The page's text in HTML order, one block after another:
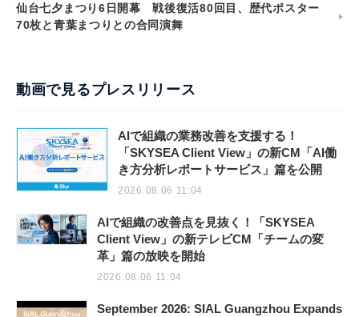
仙台七夕まつり6日開幕 戦後復活80回目、歴代ポスター
70枚と青葉まつりとの合同演舞
動画で見るプレスリリース
AIで組織の業務改善を支援する！
「SKYSEA Client View」の新CM「AI働
き方分析レポートサービス」篇を公開
2026.08.06 11:04
AIで組織の改善点を見抜く！「SKYSEA
Client View」の新テレビCM「チームの変
革」篇の放映を開始
2026.08.06 11:04
September 2026: SIAL Guangzhou Expands